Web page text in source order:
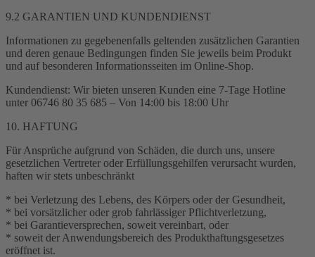
9.2 GARANTIEN UND KUNDENDIENST
Informationen zu gegebenenfalls geltenden zusätzlichen Garantien
und deren genaue Bedingungen finden Sie jeweils beim Produkt
und auf besonderen Informationsseiten im Online-Shop.
Kundendienst: Wir bieten unseren Kunden eine 7-Tage Hotline
unter 06746 80 35 685 – Von 14:00 bis 18:00 Uhr
10. HAFTUNG
Für Ansprüche aufgrund von Schäden, die durch uns, unsere
gesetzlichen Vertreter oder Erfüllungsgehilfen verursacht wurden,
haften wir stets unbeschränkt
* bei Verletzung des Lebens, des Körpers oder der Gesundheit,
* bei vorsätzlicher oder grob fahrlässiger Pflichtverletzung,
* bei Garantieversprechen, soweit vereinbart, oder
* soweit der Anwendungsbereich des Produkthaftungsgesetzes
eröffnet ist.